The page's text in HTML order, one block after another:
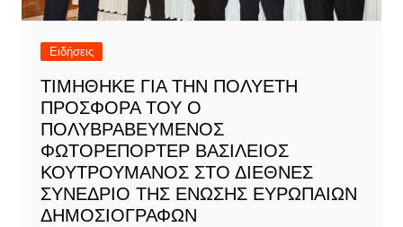
Ειδήσεις
ΤΙΜΗΘΗΚΕ ΓΙΑ ΤΗΝ ΠΟΛΥΕΤΗ
ΠΡΟΣΦΟΡΑ ΤΟΥ Ο
ΠΟΛΥΒΡΑΒΕΥΜΕΝΟΣ
ΦΩΤΟΡΕΠΟΡΤΕΡ ΒΑΣΙΛΕΙΟΣ
ΚΟΥΤΡΟΥΜΑΝΟΣ ΣΤΟ ΔΙΕΘΝΕΣ
ΣΥΝΕΔΡΙΟ ΤΗΣ ΕΝΩΣΗΣ ΕΥΡΩΠΑΙΩΝ
ΔΗΜΟΣΙΟΓΡΑΦΩΝ